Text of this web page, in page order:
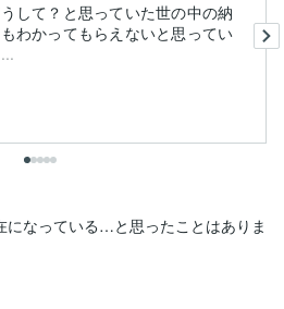
して？と思っていた世の中の納
わかってもらえないと思ってい
になっている…と思ったことはありま